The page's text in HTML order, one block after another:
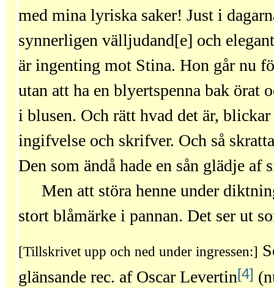
med mina lyriska saker! Just i
synnerligen välljudand[e] och
är ingenting mot Stina. Hon går nu
utan att ha en blyertspenna bak örat
i blusen. Och rätt hvad det är,
ingifvelse och skrifver. Och så
Den som ändå hade en sån glädje af
Men att störa henne under
stort blåmärke i pannan. Det ser ut
[Tillskrivet upp och ned under ingressen:]
glänsande rec. af Oscar Levertin[4]